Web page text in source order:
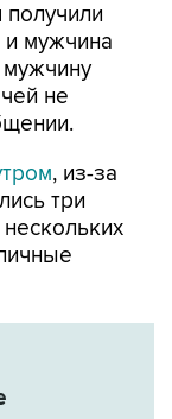
мужчина
не
, из-за
три